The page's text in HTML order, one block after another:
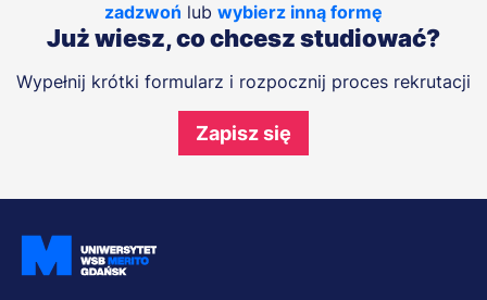
zadzwoń lub wybierz inną formę
Już wiesz, co chcesz studiować?
Wypełnij krótki formularz i rozpocznij proces rekrutacji
Zapisz się